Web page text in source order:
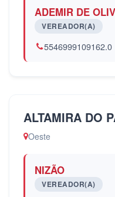
ADEMIR DE
VEREADOR(A)
5546999109162.0
ALTAMIRA DO
Oeste
NIZÃO
VEREADOR(A)